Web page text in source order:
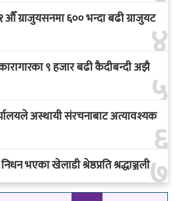
४
ग्राजुयसनमा ६०० भन्दा बढी ग्राजुयट
५
९ हजार बढी कैदीबन्दी अझै
६
अस्थायी संरचनाबाट अत्यावश्यक
७
भएका खेलाडी श्रेष्ठप्रति श्रद्धाञ्जली